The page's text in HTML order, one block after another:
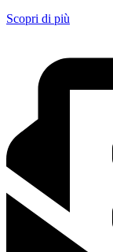
Scopri di più